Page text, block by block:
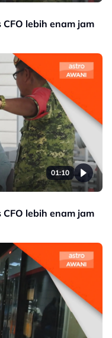
lebih enam jam
01:10
lebih enam jam